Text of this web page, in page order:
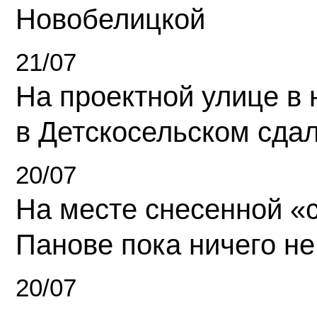
Новобелицкой
21/07
На проектной улице
в Детскосельском
20/07
На месте снесенной
Панове пока ничего
20/07